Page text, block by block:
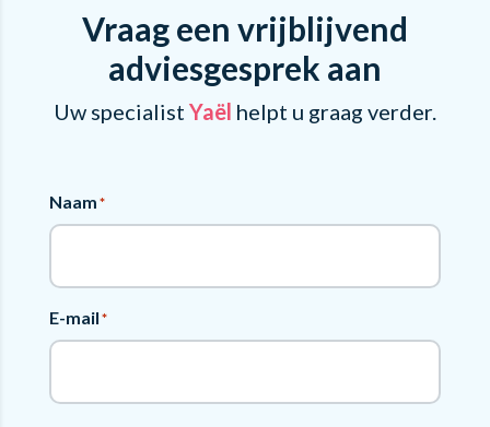
Vraag een vrijblijvend
adviesgesprek aan
Uw specialist Yaël helpt u graag verder.
Naam*
E-mail*